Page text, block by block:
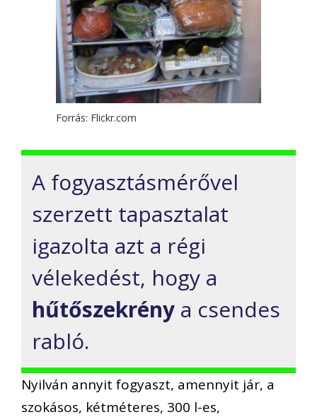
Forrás: Flickr.com
A fogyasztásmérővel
szerzett tapasztalat
igazolta azt a régi
vélekedést, hogy a
hűtőszekrény a csendes
rabló.
Nyilván annyit fogyaszt, amennyit jár, a
szokásos, kétméteres, 300 l-es,